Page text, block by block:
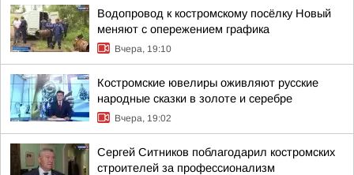
Водопровод к костромскому посёлку Новый
меняют с опережением графика
Вчера, 19:10
Костромские ювелиры оживляют русские
народные сказки в золоте и серебре
Вчера, 19:02
Сергей Ситников поблагодарил костромских
строителей за профессионализм